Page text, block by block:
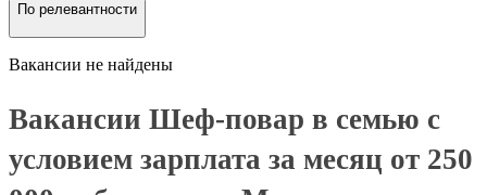
По релевантности
Вакансии не найдены
Вакансии Шеф-повар в семью с
условием зарплата за месяц от 250